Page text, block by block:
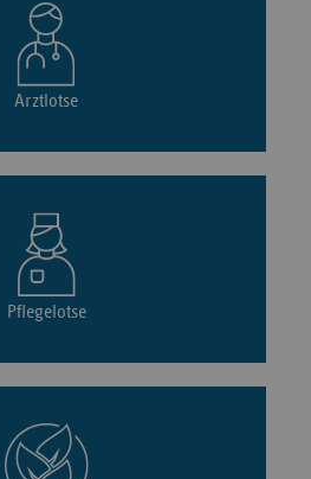
Arztlotse
Pflegelotse